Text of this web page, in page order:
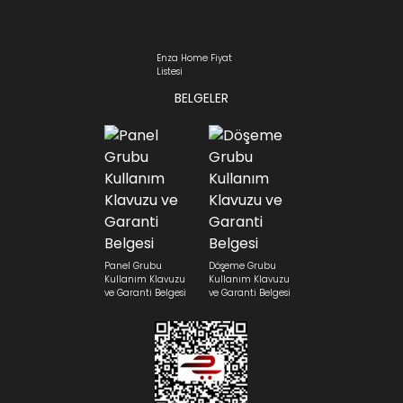
Enza Home Fiyat
Listesi
BELGELER
Panel Grubu
Kullanım Klavuzu
ve Garanti Belgesi
Döşeme Grubu
Kullanım Klavuzu
ve Garanti Belgesi